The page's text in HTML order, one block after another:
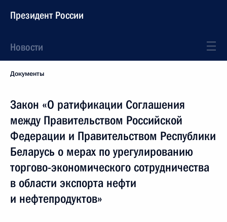
Президент России
Новости
Документы
Закон «О ратификации Соглашения
между Правительством Российской
Федерации и Правительством Республики
Беларусь о мерах по урегулированию
торгово-экономического сотрудничества
в области экспорта нефти
и нефтепродуктов»